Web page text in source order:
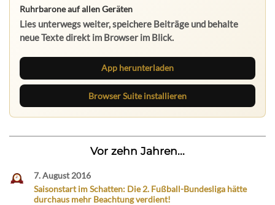
Ruhrbarone auf allen Geräten
Lies unterwegs weiter, speichere Beiträge und behalte
neue Texte direkt im Browser im Blick.
App herunterladen
Browser Suite installieren
Vor zehn Jahren...
7. August 2016
Saisonstart im Schatten: Die 2. Fußball-Bundesliga hätte
durchaus mehr Beachtung verdient!